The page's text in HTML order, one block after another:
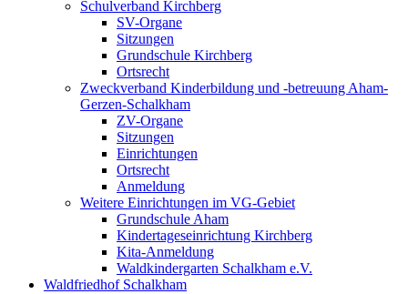
Schulverband Kirchberg
SV-Organe
Sitzungen
Grundschule Kirchberg
Ortsrecht
Zweckverband Kinderbildung und -betreuung Aham-
Gerzen-Schalkham
ZV-Organe
Sitzungen
Einrichtungen
Ortsrecht
Anmeldung
Weitere Einrichtungen im VG-Gebiet
Grundschule Aham
Kindertageseinrichtung Kirchberg
Kita-Anmeldung
Waldkindergarten Schalkham e.V.
Waldfriedhof Schalkham